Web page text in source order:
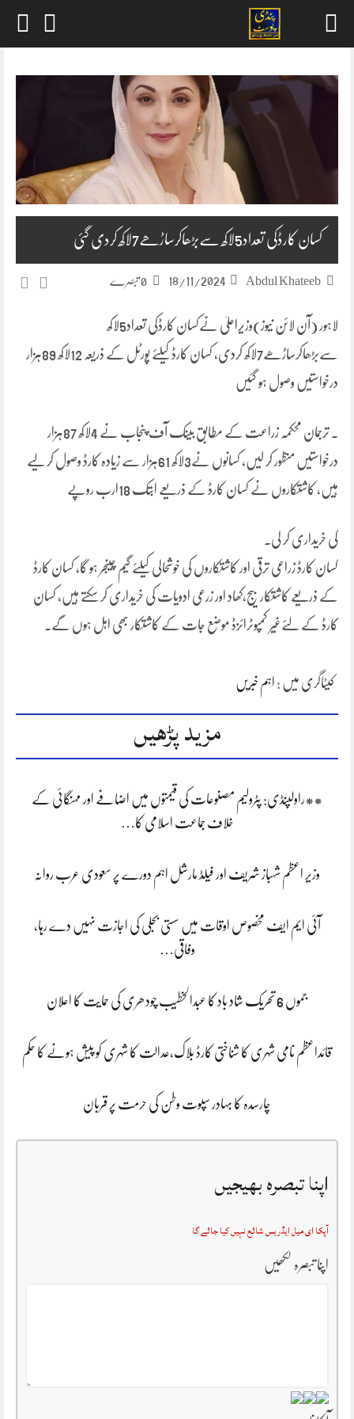
content
کسان کارڈکی تعداد5لاکھ سےبڑھاکرساڑھے7لاکھ کردی گئی
Abdul Khateeb
18/11/2024
لاہور (آن لائن نیوز)وزیراعلیٰ نےکسان کارڈکی تعداد5لاکھ
سےبڑھاکرساڑھے7لاکھ کردی، کسان کارڈ کیلئے پورٹل کے ذریعہ 12لاکھ 89ہزار
درخواستیں وصول ہو گئیں
۔ ترجمان محکمہ زراعت کے مطابق بینک آف پنجاب نے 4لاکھ 87ہزار
درخواستیں منظور کر لیں، کسانوں نے3لاکھ 61ہزار سے زیادہ کارڈ وصول کر لیے
ہیں، کاشتکاروں نے کسان کارڈ کے ذریعے ابتک 18ارب روپے
کی خریداری کر لی.
کسان کارڈ زراعی ترقی اور کاشتکاروں کی خوشحالی کیلئے گیم چینجر ہو گا، کسان کارڈ
کے ذریعے کاشتکار بیج،کھاد اور زرعی ادویات کی خریداری کر سکتے ہیں، کسان
کارڈ کے لئےغیر کمپوٹرائزڈ موضع جات کے کاشتکار بھی اہل ہوں گے۔
کیٹاگری میں : اہم خبریں
مزید پڑھیں
**راولپنڈی: پٹرولیم مصنوعات کی قیمتوں میں اضافے اور مہنگائی کے
خلاف جماعت اسلامی کا…
وزیر اعظم شہباز شریف اور فیلڈ مارشل اہم دورے پر سعودی عرب روانہ
آئی ایم ایف مخصوص اوقات میں سستی بجلی کی اجازت نہیں دے رہا،
وفاقی…
جموں 6 تحریک شاد باد کا عبدالخطیب چودھری کی حمایت کا اعلان
قائداعظم نامی شہری کا شناختی کارڈ بلاک،عدالت کا شہری کو پیش ہونے کا حکم
چارسدہ کا بہادر سپوت وطن کی حرمت پر قربان
اپنا تبصرہ بھیجیں
آپکا ای میل ایڈریس شائع نہیں کیا جائے گا
اپنا تبصرہ لکھیں